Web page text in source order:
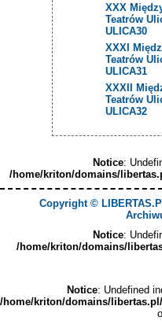
XXX
Teatrów
ULICA30
XXXI
Teatrów
ULICA31
XXXII
Teatrów
ULICA32
Notice:
/home/kriton/domains/
Copyright ©
Notice:
/home/kriton/domains/
Notice: Undefined
/home/kriton/domains/